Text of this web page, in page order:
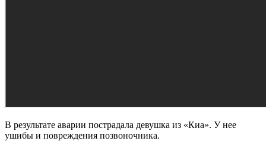
В результате аварии пострадала девушка из «Киа». У нее
ушибы и повреждения позвоночника.